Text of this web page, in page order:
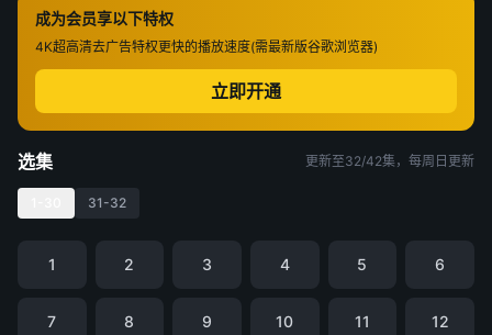
成为会员享以下特权
4K超高清去广告特权更快的播放速度(需最新版谷歌浏览器)
立即开通
选集 更新至32/42集，每周日更新
31-32
1 2 3 4 5 6
7 8 9 10 11 12